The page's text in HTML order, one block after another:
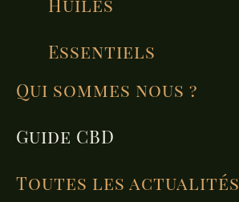
Essentiels
Qui sommes nous ?
Guide CBD
Toutes les actualités